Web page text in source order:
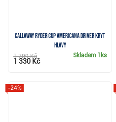
Callaway Ryder Cup Americana Driver kryt
hlavy
Skladem 1ks
1 709 Kč
1 330 Kč
-24%